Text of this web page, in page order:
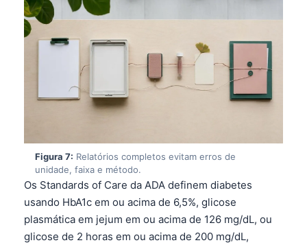
Figura 7: Relatórios completos evitam erros de
unidade, faixa e método.
Os Standards of Care da ADA definem diabetes
usando HbA1c em ou acima de 6,5%, glicose
plasmática em jejum em ou acima de 126 mg/dL, ou
glicose de 2 horas em ou acima de 200 mg/dL,
ಕನ್ನಡ
മലയാളം
Bahasa Melayu
Tiếng Việt
ဗမာစာ
ភាសាខ្មែរ
Українська